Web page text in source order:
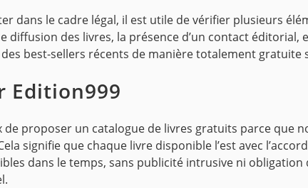
dans le cadre légal, il est utile de vérifier plusieurs
diffusion des livres, la présence d’un contact
best-sellers récents de manière totalement gratuite
Edition999
de proposer un catalogue de livres gratuits parce
signifie que chaque livre disponible l’est avec
dans le temps, sans publicité intrusive ni